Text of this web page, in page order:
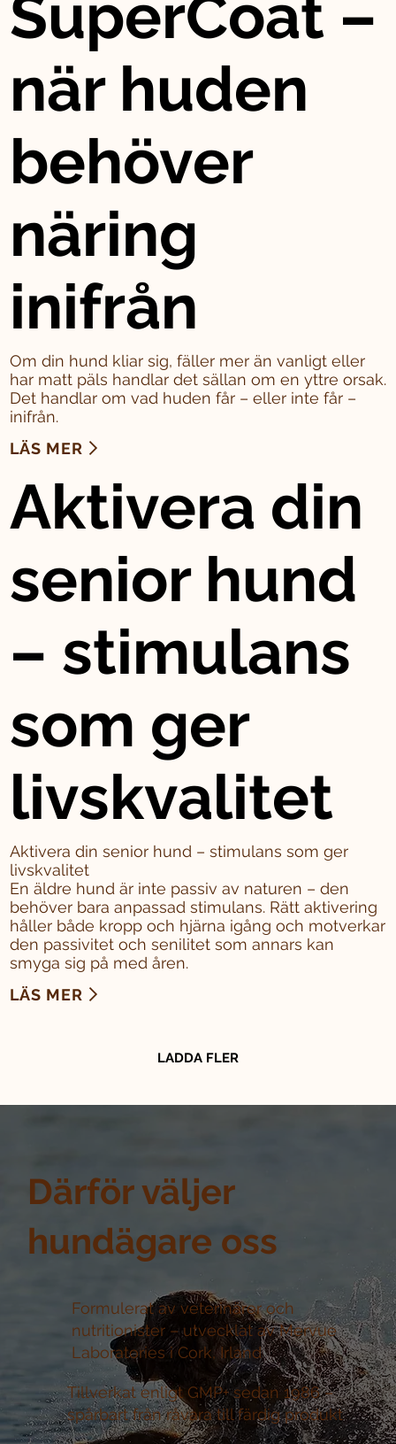
Därför väljer
hundägare oss
Formulerat av veterinärer och
nutritionister –utvecklat av Mervue
Laboratories i Cork, Irland
Tillverkat enligt GMP+ sedan 1986 –
spårbart från råvara till färdig produkt
SuperCoat –
när huden
behöver
näring
inifrån
Om din hund kliar sig, fäller mer än vanligt eller
har matt päls handlar det sällan om en yttre orsak.
Det handlar om vad huden får – eller inte får –
inifrån.
LÄS MER
Aktivera din
senior hund
– stimulans
som ger
livskvalitet
Aktivera din senior hund – stimulans som ger
livskvalitet
En äldre hund är inte passiv av naturen – den
behöver bara anpassad stimulans. Rätt aktivering
håller både kropp och hjärna igång och motverkar
den passivitet och senilitet som annars kan
smyga sig på med åren.
LÄS MER
LADDA FLER